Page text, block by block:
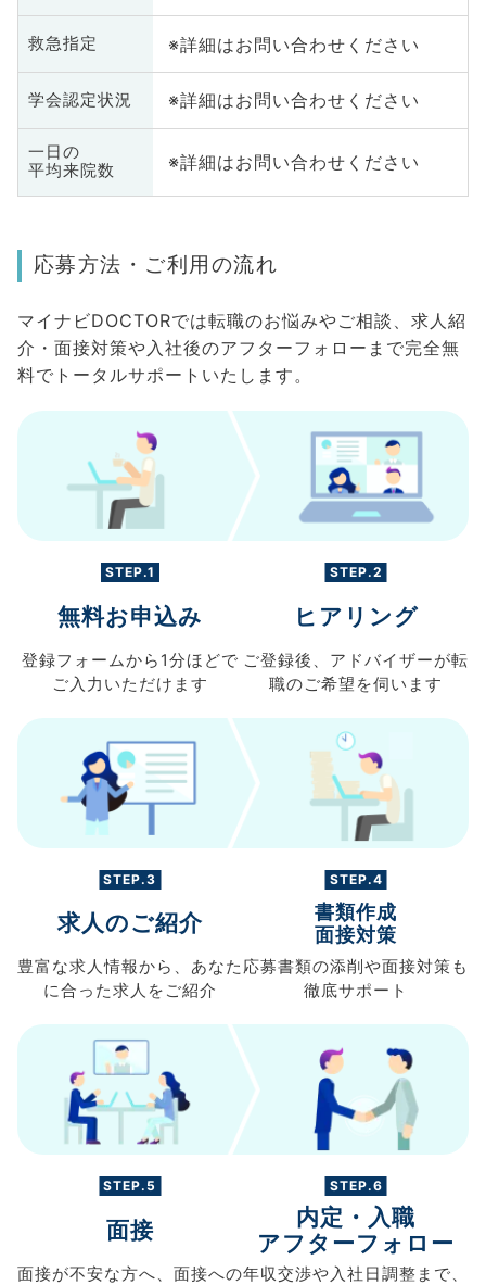
救急指定 ※詳細はお問い合わせください
学会認定状況 ※詳細はお問い合わせください
一日の
平均来院数
※詳細はお問い合わせください
応募方法・ご利用の流れ
マイナビDOCTORでは転職のお悩みやご相談、求人紹
介・面接対策や入社後のアフターフォローまで完全無
料でトータルサポートいたします。
STEP.1
無料お申込み
登録フォームから 1分ほどで
ご入力 いただけます
STEP.2
ヒアリング
ご登録後、 アドバイザーが転
職のご希望を伺います
STEP.3
求人のご紹介
豊富な求人情報から、 あなた
に合った求人を ご紹介
STEP.4
書類作成
面接対策
応募書類の添削や面接対策も
徹底サポート
STEP.5
面接
面接が不安な方へ、 面接への
STEP.6
内定・入職
アフターフォロー
年収交渉や入社日調整まで、